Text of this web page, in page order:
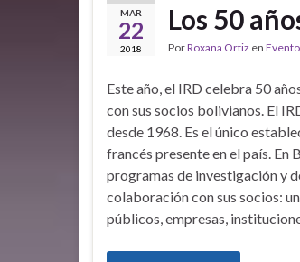
MAR
22
2018
Los 50
PorRoxana Ortiz en
Este año, el IRD celebra 50
con sus socios bolivianos. El
desde 1968. Es el único
francés presente en el país. En
programas de investigación y
colaboración con sus socios:
públicos, empresas,